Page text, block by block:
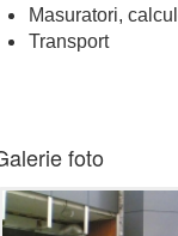
Masuratori,
Transport
foto